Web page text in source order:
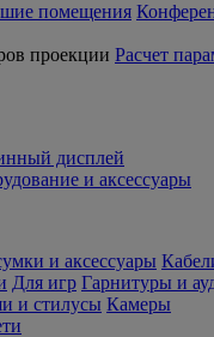
помещения
Расчет
дисплей
и аксессуары
и аксессуары
Для игр Гарнитуры и
и стилусы Камеры